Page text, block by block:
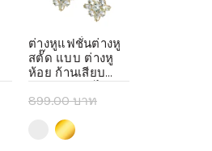
ต่างหูแฟชั่นต่างหู
สตั๊ด แบบ ต่างหู
ห้อย ก้านเสียบ
สวยหรูหราประดับ
เพชร CZ แฟชั่น
จิลเวลรี่ รุ่น MNC-
899.00 บาท
44.00 บาท
Select options